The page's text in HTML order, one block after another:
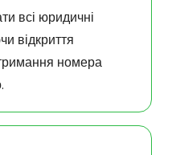
всі юридичні
відкриття
номера